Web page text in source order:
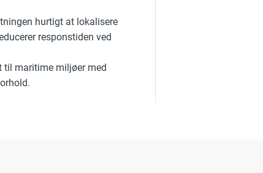
hurtigt at lokalisere
responstiden ved
til maritime miljøer med